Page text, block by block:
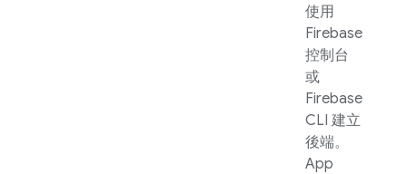
使用
Firebase
控制台
或
Firebase
CLI 建立
後端。
App